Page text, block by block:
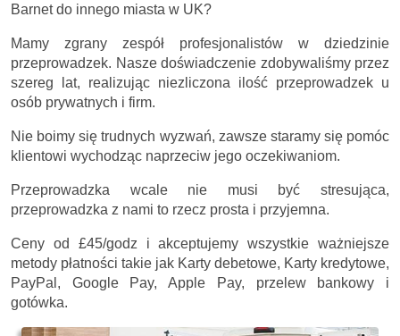
Barnet do innego miasta w UK?
Mamy zgrany zespół profesjonalistów w dziedzinie
przeprowadzek. Nasze doświadczenie zdobywaliśmy przez
szereg lat, realizując niezliczona ilość przeprowadzek u
osób prywatnych i firm.
Nie boimy się trudnych wyzwań, zawsze staramy się pomóc
klientowi wychodząc naprzeciw jego oczekiwaniom.
Przeprowadzka wcale nie musi być stresująca,
przeprowadzka z nami to rzecz prosta i przyjemna.
Ceny od £45/godz i akceptujemy wszystkie ważniejsze
metody płatności takie jak Karty debetowe, Karty kredytowe,
PayPal, Google Pay, Apple Pay, przelew bankowy i
gotówka.